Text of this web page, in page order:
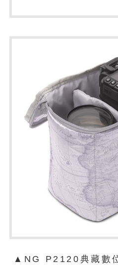
▲NG P2120典藏數